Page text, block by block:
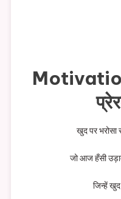
खुद पर भरोसा
जो आज हँसी
जिन्हें खुद